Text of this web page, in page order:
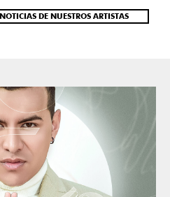
DE NUESTROS ARTISTAS